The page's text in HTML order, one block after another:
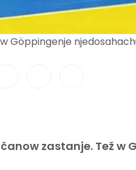
Göppingenje
zastanje. Tež